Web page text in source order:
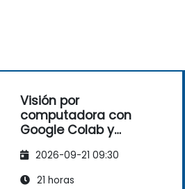
Visión por
computadora con
Google Colab y
2026-09-21 09:30
21 horas